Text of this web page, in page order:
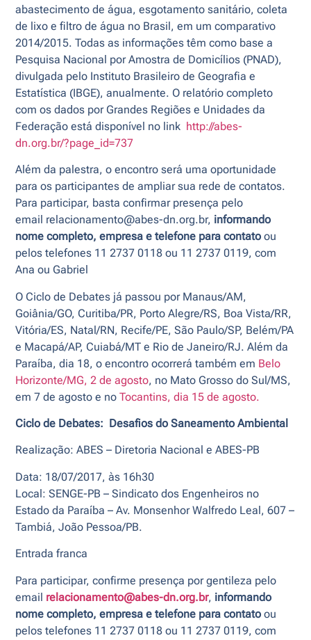
abastecimento de água, esgotamento sanitário, coleta
de lixo e filtro de água no Brasil, em um comparativo
2014/2015. Todas as informações têm como base a
Pesquisa Nacional por Amostra de Domicílios (PNAD),
divulgada pelo Instituto Brasileiro de Geografia e
Estatística (IBGE), anualmente. O relatório completo
com os dados por Grandes Regiões e Unidades da
Federação está disponível no link http://abes-
dn.org.br/?page_id=737
Além da palestra, o encontro será uma oportunidade
para os participantes de ampliar sua rede de contatos.
Para participar, basta confirmar presença pelo
email relacionamento@abes-dn.org.br, informando
nome completo, empresa e telefone para contato ou
pelos telefones 11 2737 0118 ou 11 2737 0119, com
Ana ou Gabriel
O Ciclo de Debates já passou por Manaus/AM,
Goiânia/GO, Curitiba/PR, Porto Alegre/RS, Boa Vista/RR,
Vitória/ES, Natal/RN, Recife/PE, São Paulo/SP, Belém/PA
e Macapá/AP, Cuiabá/MT e Rio de Janeiro/RJ. Além da
Paraíba, dia 18, o encontro ocorrerá também em Belo
Horizonte/MG, 2 de agosto, no Mato Grosso do Sul/MS,
em 7 de agosto e noTocantins, dia 15 de agosto.
Ciclo de Debates: Desafios do Saneamento Ambiental
Realização: ABES – Diretoria Nacional e ABES-PB
Data: 18/07/2017, às 16h30
Local: SENGE-PB – Sindicato dos Engenheiros no
Estado da Paraíba – Av. Monsenhor Walfredo Leal, 607 –
Tambiá, João Pessoa/PB.
Entrada franca
Para participar, confirme presença por gentileza pelo
email relacionamento@abes-dn.org.br, informando
nome completo, empresa e telefone para contato ou
pelos telefones 11 2737 0118 ou 11 2737 0119, com